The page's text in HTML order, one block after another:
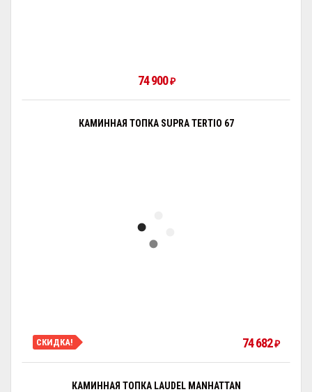
74 900₽
КАМИННАЯ ТОПКА SUPRA TERTIO 67
СКИДКА! 74 682₽
КАМИННАЯ ТОПКА LAUDEL MANHATTAN